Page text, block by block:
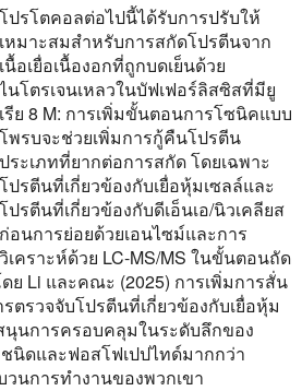
โปรโตคอลต่อไปนี้ได้รับการปรับให้
เหมาะสมสำหรับการสกัดโปรตีนจาก
เนื้อเยื่อเนื้องอกที่ถูกบดเย็นด้วย
ไนโตรเจนเหลวในบัฟเฟอร์ลิสซิสที่มียู
เรีย 8 M: การเพิ่มขั้นตอนการโซนิคแบบ
โพรบจะช่วยเพิ่มการกู้คืนโปรตีน
ประเภทที่ยากต่อการสกัด โดยเฉพาะ
โปรตีนที่เกี่ยวข้องกับเยื่อหุ้มเซลล์และ
โปรตีนที่เกี่ยวข้องกับดีเอ็นเอ/นิวเคลียส
ก่อนการย่อยด้วยเอนไซม์และการ
วิเคราะห์ด้วย LC-MS/MS ในขั้นตอนถัด
ย Li และคณะ (2025) การเพิ่มการสั่น
ตรวจจับโปรตีนที่เกี่ยวข้องกับเยื่อหุ้ม
นุนการครอบคลุมในระดับลึกของ
นิดและฟอสโฟเปปไทด์มากกว่า
นการทำงานของพวกเขา